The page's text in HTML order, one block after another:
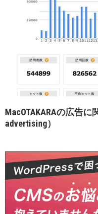
MacOTAKARAの広告に
advertising）